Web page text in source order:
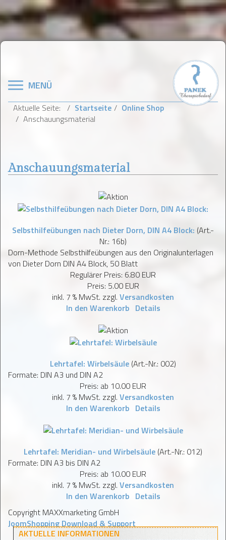
Navigation
MENÜ
Aktuelle Seite: Startseite
Online Shop
Anschauungsmaterial
Anschauungsmaterial
Selbsthilfeübungen nach Dieter Dorn, DIN A4 Block: (Art.-
Nr.: 16b)
Dorn-Methode Selbsthilfeübungen aus den Originalunterlagen
von Dieter Dorn DIN A4 Block, 50 Blatt
Regulärer Preis: 6.80 EUR
Preis: 5.00 EUR
inkl. 7 % MwSt. zzgl. Versandkosten
In den Warenkorb Details
Lehrtafel: Wirbelsäule (Art.-Nr.: 002)
Formate: DIN A3 und DIN A2
Preis: ab 10.00 EUR
inkl. 7 % MwSt. zzgl. Versandkosten
In den Warenkorb Details
Lehrtafel: Meridian- und Wirbelsäule (Art.-Nr.: 012)
Formate: DIN A3 bis DIN A2
Preis: ab 10.00 EUR
inkl. 7 % MwSt. zzgl. Versandkosten
In den Warenkorb Details
Copyright MAXXmarketing GmbH
JoomShopping Download & Support
AKTUELLE INFORMATIONEN